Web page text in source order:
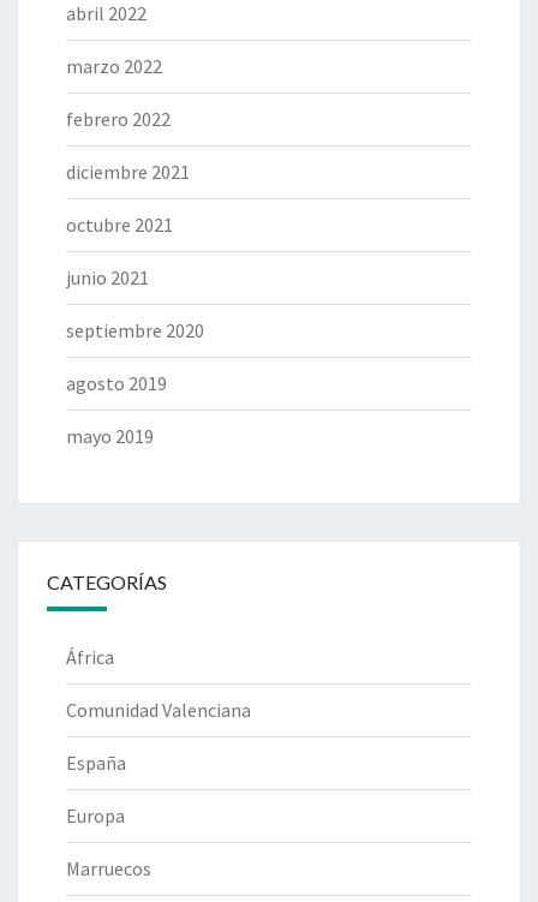
abril 2022
marzo 2022
febrero 2022
diciembre 2021
octubre 2021
junio 2021
septiembre 2020
agosto 2019
mayo 2019
CATEGORÍAS
África
Comunidad Valenciana
España
Europa
Marruecos